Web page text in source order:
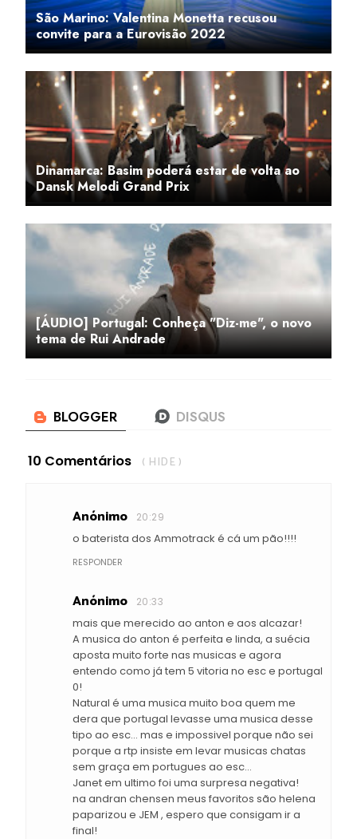
São Marino: Valentina Monetta recusou
convite para a Eurovisão 2022
Dinamarca: Basim poderá estar de volta ao
Dansk Melodi Grand Prix
[ÁUDIO] Portugal: Conheça "Diz-me", o novo
tema de Rui Andrade
10 Comentários ( HIDE )
Anónimo 20:29
o baterista dos Ammotrack é cá um pão!!!!
RESPONDER
Anónimo 20:33
mais que merecido ao anton e aos alcazar!
A musica do anton é perfeita e linda, a suécia
aposta muito forte nas musicas e agora
entendo como já tem 5 vitoria no esc e portugal
0!
Natural é uma musica muito boa quem me
dera que portugal levasse uma musica desse
tipo ao esc... mas e impossivel porque não sei
porque a rtp insiste em levar musicas chatas
sem graça em portugues ao esc...
Janet em ultimo foi uma surpresa negativa!
na andran chensen meus favoritos são helena
paparizou e JEM , espero que consigam ir a
final!